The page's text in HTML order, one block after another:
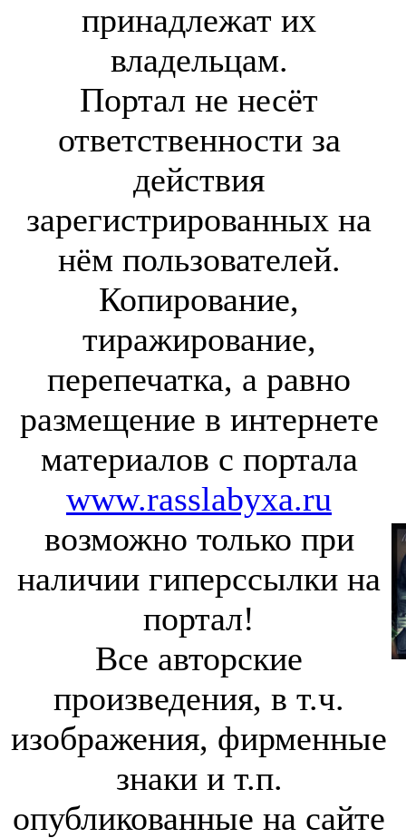
принадлежат их
владельцам.
Портал не несёт
ответственности за
действия
зарегистрированных на
нём пользователей.
Копирование,
тиражирование,
перепечатка, а равно
размещение в интернете
материалов с портала
www.rasslabyxa.ru
возможно только при
наличии гиперссылки на
портал!
Все авторские
произведения, в т.ч.
изображения, фирменные
знаки и т.п.
опубликованные на сайте